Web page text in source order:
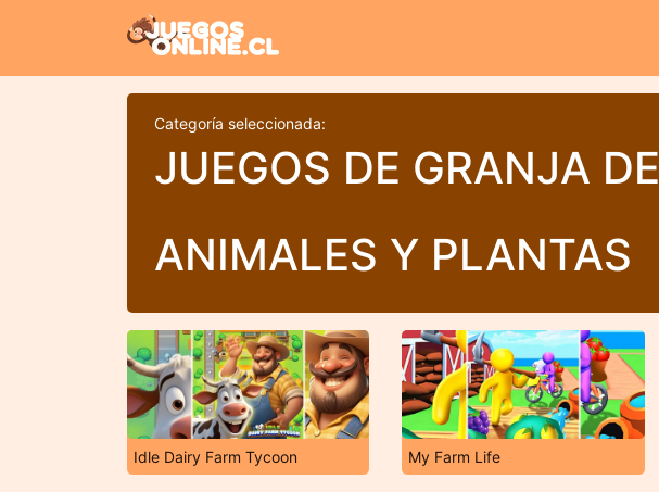
Categoría seleccionada:
JUEGOS DE GRANJA DE
ANIMALES Y PLANTAS
Idle Dairy Farm Tycoon My Farm Life